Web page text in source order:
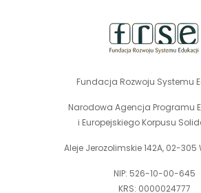
Fundacja Rozwoju Systemu
Narodowa Agencja Programu
i Europejskiego Korpusu
Aleje Jerozolimskie 142A, 02-
NIP: 526-10-00-645
KRS: 0000024777